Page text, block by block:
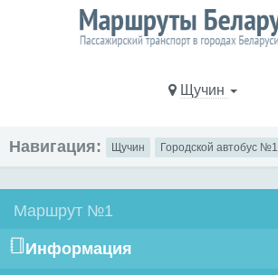
Щучин
Навигация: Щучин Городской автобус №1
Маршрут №1
Информация